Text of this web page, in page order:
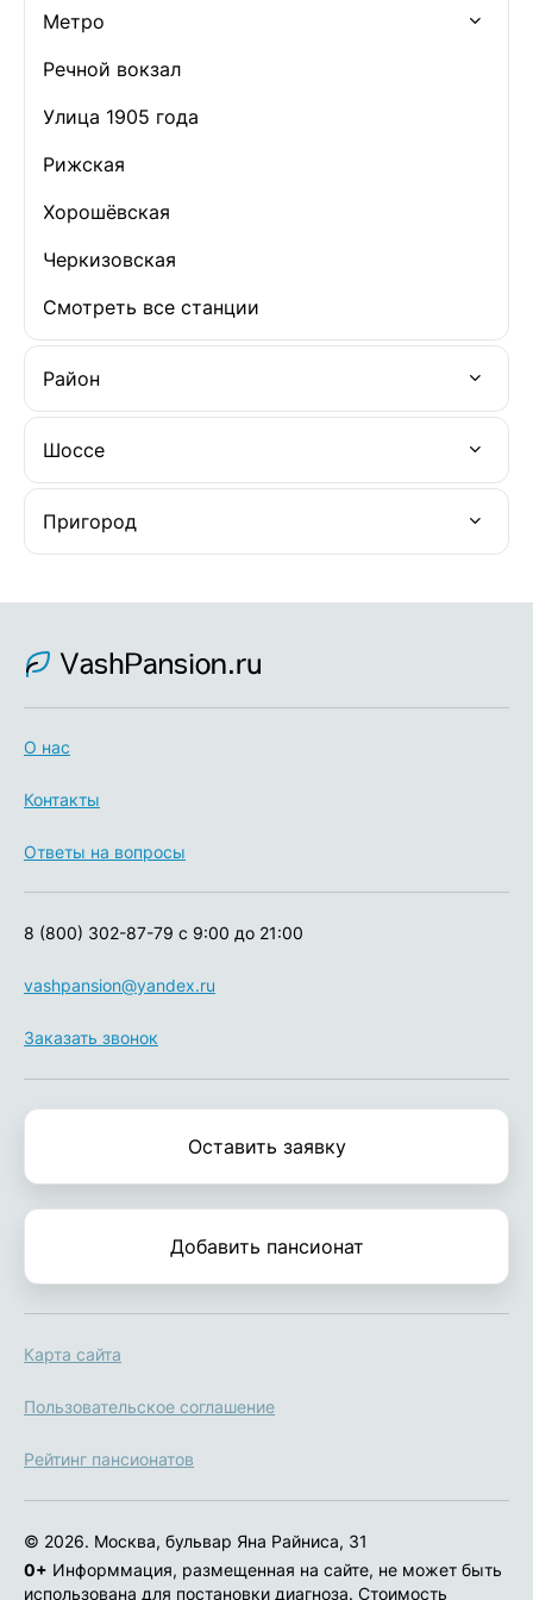
Метро
Речной вокзал
Улица 1905 года
Рижская
Хорошёвская
Черкизовская
Смотреть все станции
Район
Шоссе
Пригород
О нас
Контакты
Ответы на вопросы
vashpansion@yandex.ru
8 (800) 302-87-79 с 9:00 до 21:00
Заказать звонок
Оставить заявку
Добавить пансионат
Карта сайта
Пользовательское соглашение
Рейтинг пансионатов
© 2026. Москва, бульвар Яна Райниса, 31
0+ Информмация, размещенная на сайте, не может быть
использована для постановки диагноза. Стоимость